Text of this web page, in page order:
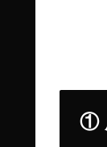
①